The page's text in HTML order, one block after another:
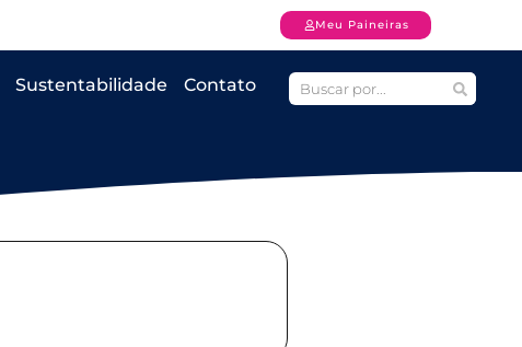
Meu Paineiras
Sustentabilidade Contato